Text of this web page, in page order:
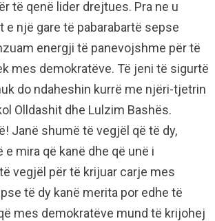
të qenë lider drejtues. Pra ne u
e një gare të pabarabartë sepse
energji të panevojshme për të
mes demokratëve. Të jeni të sigurtë
do ndaheshin kurrë me njëri-tjetrin
Olldashit dhe Lulzim Bashës.
Janë shumë të vegjël që të dy,
mira që kanë dhe që unë i
vegjël për të krijuar carje mes
të dy kanë merita por edhe të
mes demokratëve mund të krijohej